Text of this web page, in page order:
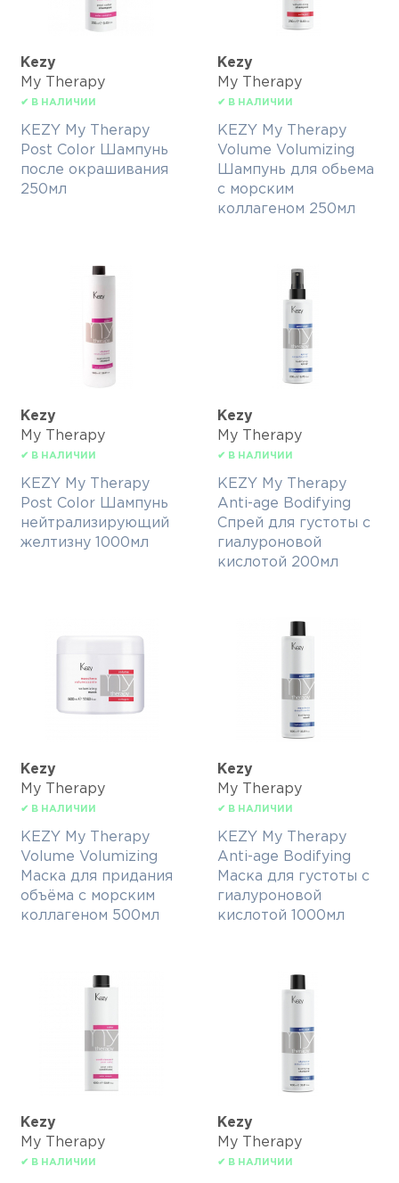
Kezy
My Therapy
✔ В НАЛИЧИИ
KEZY My Therapy
Post Color Шампунь
после окрашивания
250мл
Kezy
My Therapy
✔ В НАЛИЧИИ
KEZY My Therapy
Volume Volumizing
Шампунь для обьема
с морским
коллагеном 250мл
Kezy
My Therapy
✔ В НАЛИЧИИ
KEZY My Therapy
Post Color Шампунь
нейтрализирующий
желтизну 1000мл
Kezy
My Therapy
✔ В НАЛИЧИИ
KEZY My Therapy
Anti-age Bodifying
Спрей для густоты с
гиалуроновой
кислотой 200мл
Kezy
My Therapy
✔ В НАЛИЧИИ
KEZY My Therapy
Volume Volumizing
Маска для придания
объёма с морским
коллагеном 500мл
Kezy
My Therapy
✔ В НАЛИЧИИ
KEZY My Therapy
Anti-age Bodifying
Маска для густоты с
гиалуроновой
кислотой 1000мл
Kezy
My Therapy
✔ В НАЛИЧИИ
Kezy
My Therapy
✔ В НАЛИЧИИ